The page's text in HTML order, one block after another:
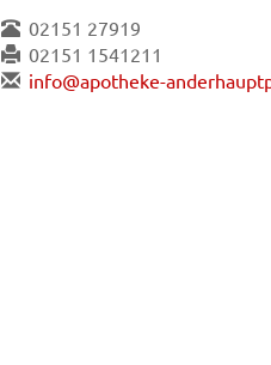
02151 27919
02151 1541211
info@apotheke-